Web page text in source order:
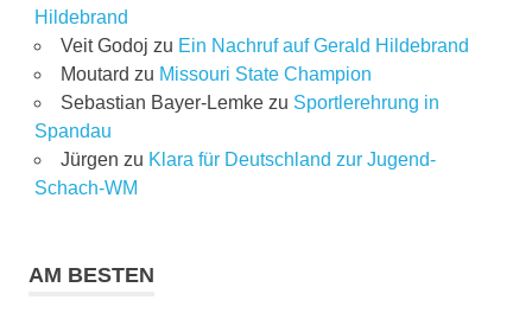
Hildebrand
Veit Godoj zu Ein Nachruf auf Gerald Hildebrand
Moutard zu Missouri State Champion
Sebastian Bayer-Lemkezu Sportlerehrung in
Spandau
Jürgen zu Klara für Deutschland zur Jugend-
Schach-WM
AM BESTEN